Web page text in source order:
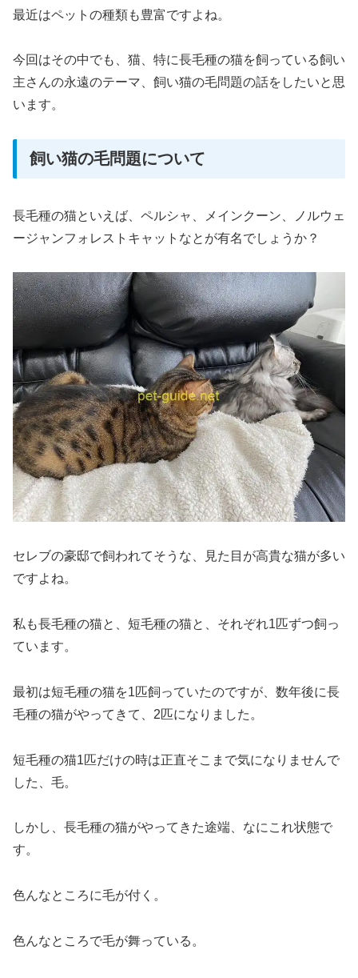
最近はペットの種類も豊富ですよね。
今回はその中でも、猫、特に長毛種の猫を飼っている飼い
主さんの永遠のテーマ、飼い猫の毛問題の話をしたいと思
います。
飼い猫の毛問題について
長毛種の猫といえば、ペルシャ、メインクーン、ノルウェ
ージャンフォレストキャットなとが有名でしょうか？
セレブの豪邸で飼われてそうな、見た目が高貴な猫が多い
ですよね。
私も長毛種の猫と、短毛種の猫と、それぞれ1匹ずつ飼っ
ています。
最初は短毛種の猫を1匹飼っていたのですが、数年後に長
毛種の猫がやってきて、2匹になりました。
短毛種の猫1匹だけの時は正直そこまで気になりませんで
した、毛。
しかし、長毛種の猫がやってきた途端、なにこれ状態で
す。
色んなところに毛が付く。
色んなところで毛が舞っている。